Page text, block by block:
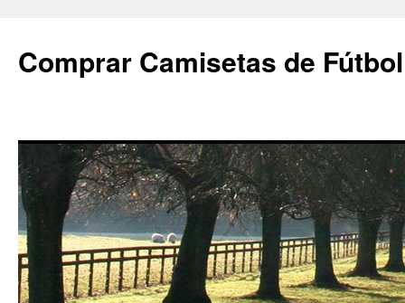
Comprar Camisetas de